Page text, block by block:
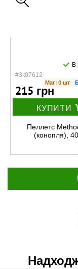
#3к07612
В
Маг: 0 шт
215 грн
КУПИТИ
Пеллетс
(конопля),